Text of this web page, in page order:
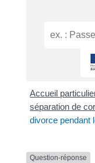
Accueil
séparation de
divorce pendant
Question-réponse